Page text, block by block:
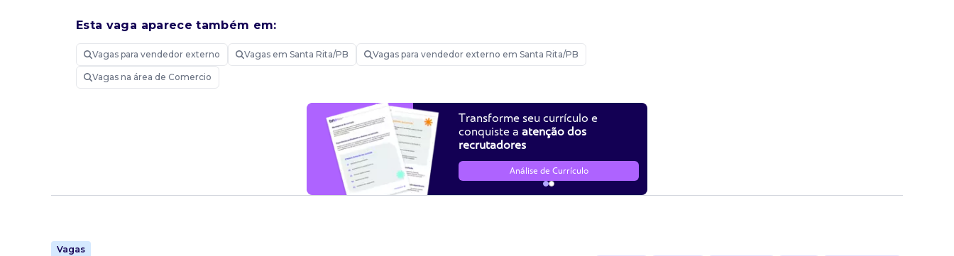
Esta vaga aparece também em:
Vagas para vendedor externo Vagas em Santa Rita/PB Vagas para vendedor externo em Santa Rita/PB
Vagas na área de Comercio
Transforme seu currículo e
conquiste a atenção dos
recrutadores
Análise de Currículo
Vagas